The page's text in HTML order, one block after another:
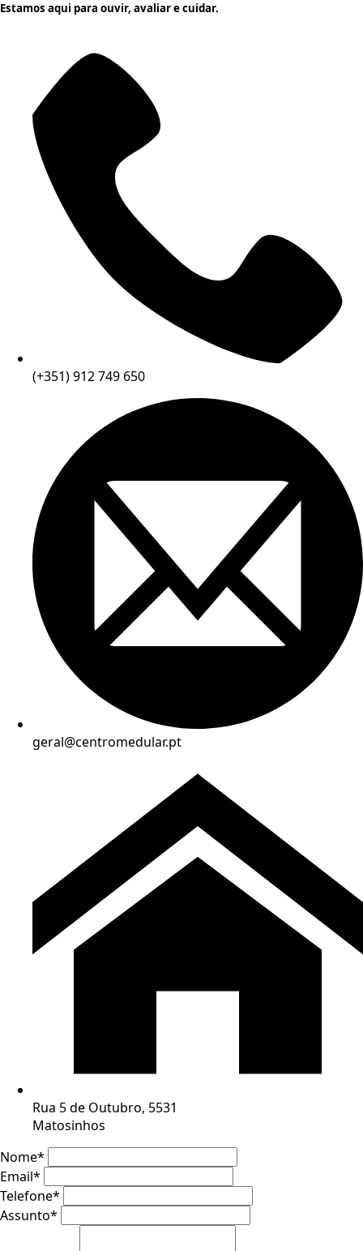
Estamos aqui para ouvir, avaliar e cuidar.
(+351) 912 749 650
geral@centromedular.pt
Rua 5 de Outubro, 5531
Matosinhos
Nome*
Email*
Telefone*
Assunto*